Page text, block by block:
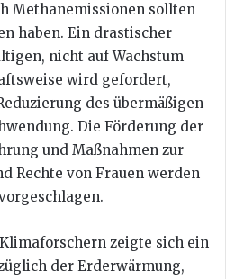
Methanemissionen sollten
haben. Ein drastischer
nicht auf Wachstum
wird gefordert,
des übermäßigen
Die Förderung der
und Maßnahmen zur
Rechte von Frauen werden
zeigte sich ein
der Erderwärmung,